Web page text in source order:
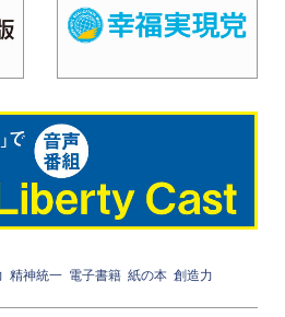
精神統一 電子書籍 紙の本 創造力